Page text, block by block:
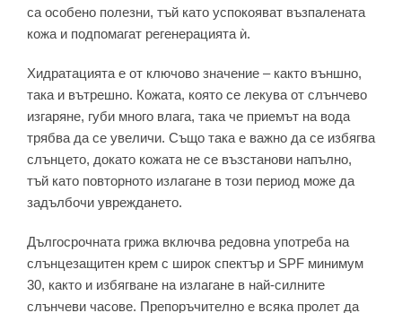
са особено полезни, тъй като успокояват възпалената
кожа и подпомагат регенерацията ѝ.
Хидратацията е от ключово значение – както външно,
така и вътрешно. Кожата, която се лекува от слънчево
изгаряне, губи много влага, така че приемът на вода
трябва да се увеличи. Също така е важно да се избягва
слънцето, докато кожата не се възстанови напълно,
тъй като повторното излагане в този период може да
задълбочи увреждането.
Дългосрочната грижа включва редовна употреба на
слънцезащитен крем с широк спектър и SPF минимум
30, както и избягване на излагане в най-силните
слънчеви часове. Препоръчително е всяка пролет да